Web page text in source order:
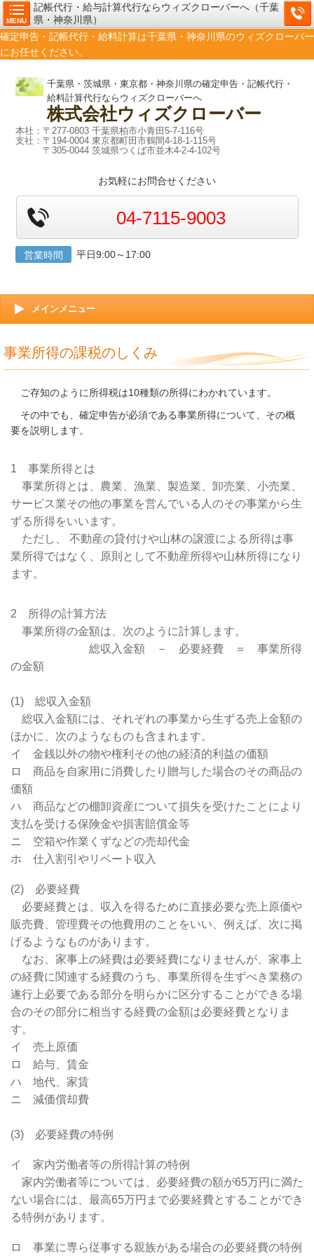
MENU
記帳代行・給与計算代行ならウィズクローバーへ（千葉
県・神奈川県）
確定申告・記帳代行・給料計算は千葉県・神奈川県のウィズクローバー
にお任せください。
千葉県・茨城県・東京都・神奈川県の確定申告・記帳代行・
給料計算代行ならウィズクローバーへ
株式会社ウィズクローバー
本社：〒277-0803 千葉県柏市小青田5-7-116号
支社：〒194-0004 東京都町田市鶴間4-18-1-115号
〒305-0044 茨城県つくば市並木4-2-4-102号
お気軽にお問合せください
04-7115-9003
営業時間 平日9:00～17:00
メインメニュー
事業所得の課税のしくみ
ご存知のように所得税は10種類の所得にわかれています。
その中でも、確定申告が必須である事業所得について、その概
要を説明します。
1 事業所得とは
事業所得とは、農業、漁業、製造業、卸売業、小売業、
サービス業その他の事業を営んでいる人のその事業から生
ずる所得をいいます。
ただし、 不動産の貸付けや山林の譲渡による所得は事
業所得ではなく、原則として不動産所得や山林所得になり
ます。
2 所得の計算方法
事業所得の金額は、次のように計算します。
総収入金額 － 必要経費 ＝ 事業所得
の金額
(1) 総収入金額
総収入金額には、それぞれの事業から生ずる売上金額の
ほかに、次のようなものも含まれます。
イ 金銭以外の物や権利その他の経済的利益の価額
ロ 商品を自家用に消費したり贈与した場合のその商品の
価額
ハ 商品などの棚卸資産について損失を受けたことにより
支払を受ける保険金や損害賠償金等
ニ 空箱や作業くずなどの売却代金
ホ 仕入割引やリベート収入
(2) 必要経費
必要経費とは、収入を得るために直接必要な売上原価や
販売費、管理費その他費用のことをいい、例えば、次に掲
げるようなものがあります。
なお、家事上の経費は必要経費になりませんが、家事上
の経費に関連する経費のうち、事業所得を生ずべき業務の
遂行上必要である部分を明らかに区分することができる場
合のその部分に相当する経費の金額は必要経費となりま
す。
イ 売上原価
ロ 給与、賃金
ハ 地代、家賃
ニ 減価償却費
(3) 必要経費の特例
イ 家内労働者等の所得計算の特例
家内労働者等については、必要経費の額が65万円に満た
ない場合には、最高65万円まで必要経費とすることができ
る特例があります。
ロ 事業に専ら従事する親族がある場合の必要経費の特例